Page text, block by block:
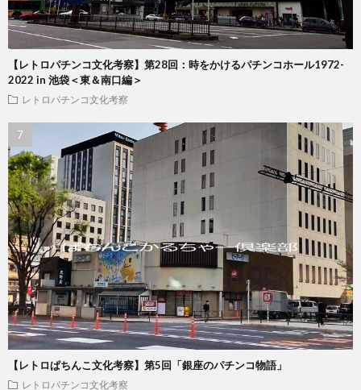
【レトロパチンコ文化考察】第28回：時をかけるパチンコホール1972-
2022 in 池袋＜東＆南口編＞
レトロパチンコ文化考察
【レトロぱちんこ文化考察】第5回「銀座のパチンコ物語」
レトロパチンコ文化考察